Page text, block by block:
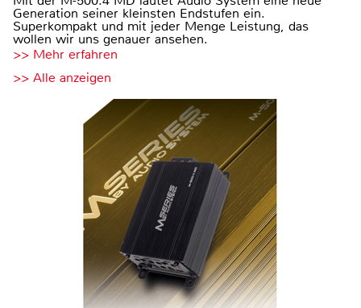
Generation seiner kleinsten Endstufen ein.
Superkompakt und mit jeder Menge Leistung, das
wollen wir uns genauer ansehen.
>> Mehr erfahren
>> Alle anzeigen